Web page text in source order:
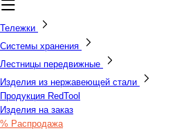
Тележки
Системы хранения
Лестницы передвижные
Изделия из нержавеющей стали
Продукция RedTool
Изделия на заказ
% Распродажа